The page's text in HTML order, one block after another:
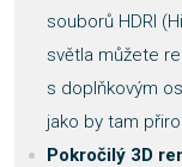
souborů HDRI
světla můžete
s doplňkovým
jako by tam
Pokročilý 3D